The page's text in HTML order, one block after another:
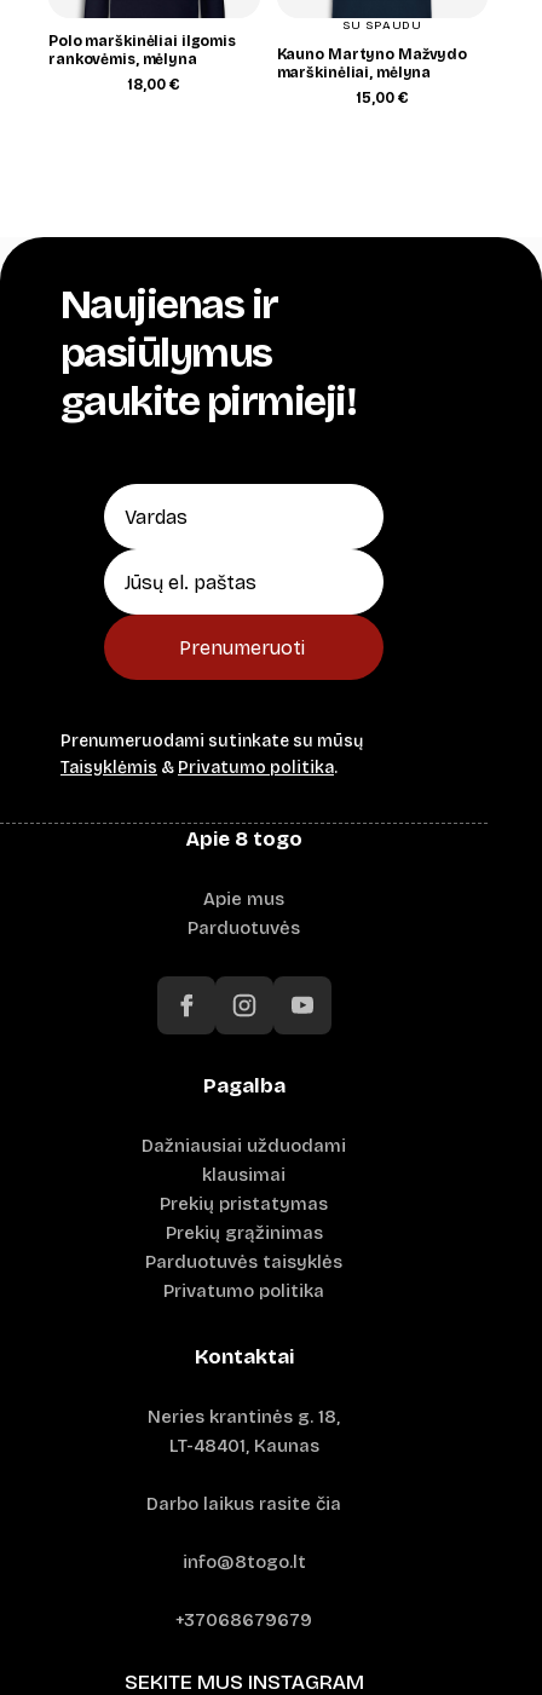
Polo marškinėliai ilgomis
rankovėmis, mėlyna
18,00€
SU SPAUDU
Kauno Martyno Mažvydo
marškinėliai, mėlyna
15,00 €
Naujienas ir
pasiūlymus
gaukite pirmieji!
Prenumeruoti
Prenumeruodami sutinkate su mūsų
Taisyklėmis & Privatumo politika.
Apie 8 togo
Apie mus
Parduotuvės
Pagalba
Dažniausiai užduodami
klausimai
Prekių pristatymas
Prekių grąžinimas
Parduotuvės taisyklės
Privatumo politika
Kontaktai
Neries krantinės g. 18,
LT-48401, Kaunas
Darbo laikus rasite čia
info@8togo.lt
+37068679679
SEKITE MUS INSTAGRAM